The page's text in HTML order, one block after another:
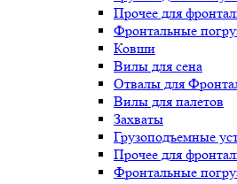
Прочее для
Фронтальные
Ковши
Вилы для сена
Отвалы для
Вилы для палетов
Захваты
Грузоподъемные
Прочее для
Фронтальные